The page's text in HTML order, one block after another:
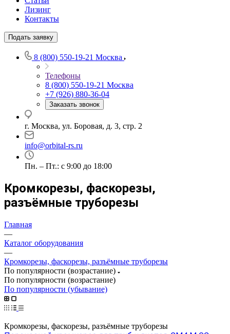
Лизинг
Контакты
Подать заявку
8 (800) 550-19-21 Москва
Телефоны
8 (800) 550-19-21 Москва
+7 (926) 880-36-04
Заказать звонок
г. Москва, ул. Боровая, д. 3, стр. 2
info@orbital-rs.ru
Пн. – Пт.: с 9:00 до 18:00
Кромкорезы, фаскорезы,
разъёмные труборезы
Главная
—
Каталог оборудования
—
Кромкорезы, фаскорезы, разъёмные труборезы
По популярности (возрастание)
По популярности (возрастание)
По популярности (убывание)
Кромкорезы, фаскорезы, разъёмные труборезы